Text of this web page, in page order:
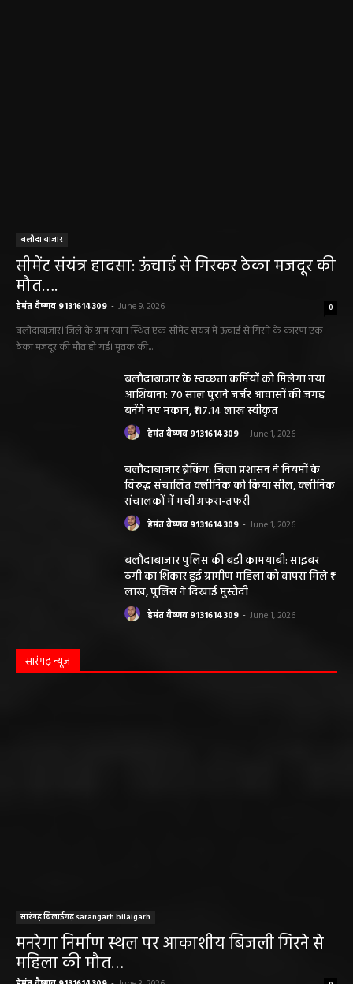
बलौदा बाजार
सीमेंट संयंत्र हादसा: ऊंचाई से गिरकर ठेका मजदूर की
मौत….
हेमंत वैष्णव 9131614309 - June 9, 2026 0
बलौदाबाजार। जिले के ग्राम रवान स्थित एक सीमेंट संयंत्र में ऊंचाई से गिरने के कारण एक
ठेका मजदूर की मौत हो गई। मृतक की...
बलौदाबाजार के स्वच्छता कर्मियों को मिलेगा नया
आशियाना: 70 साल पुराने जर्जर आवासों की जगह
बनेंगे नए मकान, ₹117.14 लाख स्वीकृत
हेमंत वैष्णव 9131614309 - June 1, 2026
बलौदाबाजार ब्रेकिंग: जिला प्रशासन ने नियमों के
विरुद्ध संचालित क्लीनिक को किया सील, क्लीनिक
संचालकों में मची अफरा-तफरी
हेमंत वैष्णव 9131614309 - June 1, 2026
बलौदाबाजार पुलिस की बड़ी कामयाबी: साइबर
ठगी का शिकार हुई ग्रामीण महिला को वापस मिले ₹1
लाख, पुलिस ने दिखाई मुस्तैदी
हेमंत वैष्णव 9131614309 - June 1, 2026
सारंगढ़ न्यूज़
सारंगढ़ बिलाईगढ़ sarangarh bilaigarh
मनरेगा निर्माण स्थल पर आकाशीय बिजली गिरने से
महिला की मौत…